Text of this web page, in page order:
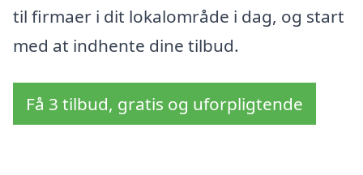
til firmaer i dit lokalområde i dag, og start
med at indhente dine tilbud.
Få 3 tilbud, gratis og uforpligtende